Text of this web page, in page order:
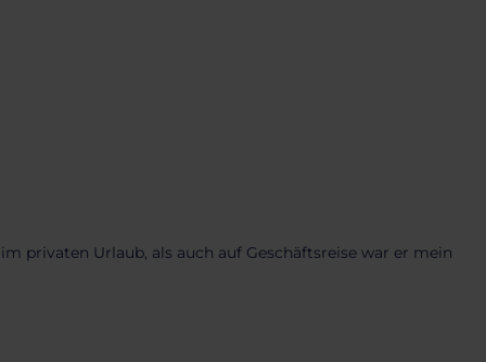
privaten Urlaub, als auch auf Geschäftsreise war er mein